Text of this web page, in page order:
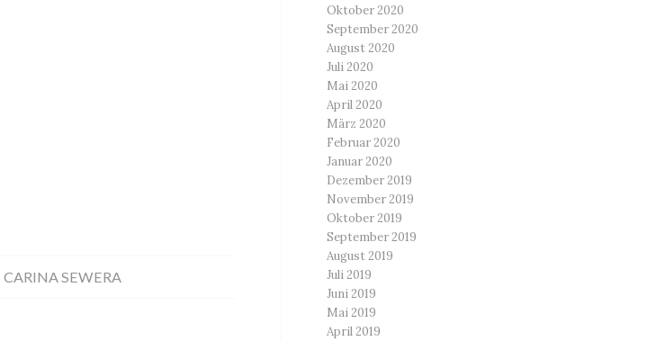
CARINA SEWERA
Oktober 2020
September 2020
August 2020
Juli 2020
Mai 2020
April 2020
März 2020
Februar 2020
Januar 2020
Dezember 2019
November 2019
Oktober 2019
September 2019
August 2019
Juli 2019
Juni 2019
Mai 2019
April 2019